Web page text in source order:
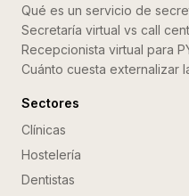
Qué es un servicio de
Secretaría virtual vs call
Recepcionista virtual para
Cuánto cuesta externalizar
Sectores
Clínicas
Hostelería
Dentistas